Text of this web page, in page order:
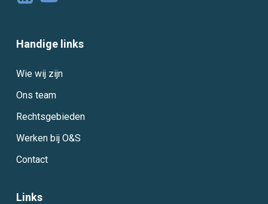
Handige links
Wie wij zijn
Ons team
Rechtsgebieden
Werken bij O&S
Contact
Links